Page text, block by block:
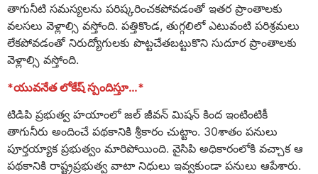
తాగునీటి సమస్యలను పరిష్కరించకపోవడంతో ఇతర ప్రాంతాలకు
వలసలు వెళ్లాల్సి వస్తోంది. పత్తికొండ, తుగ్గలిలో ఎటువంటి పరిశ్రమలు
లేకపోవడంతో నిరుద్యోగులకు పొట్టచేతబట్టుకొని సుదూర ప్రాంతాలకు
వెళ్లాల్సి వస్తోంది.
*యువనేత లోకేష్ స్పందిస్తూ…*
టిడిపి ప్రభుత్వ హయాంలో జల్ జీవన్ మిషన్ కింద ఇంటింటికీ
తాగునీరు అందించే పథకానికి శ్రీకారం చుట్టాం. 30శాతం పనులు
పూర్తయ్యాక ప్రభుత్వం మారిపోయింది. వైసిపి అధికారంలోకి వచ్చాక ఆ
పథకానికి రాష్ట్రప్రభుత్వ వాటా నిధులు ఇవ్వకుండా పనులు ఆపేశారు.